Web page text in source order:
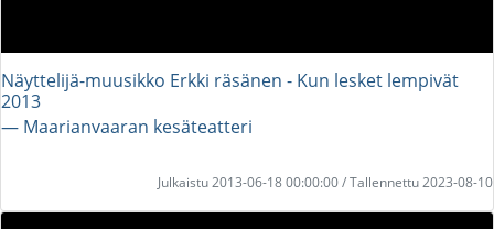
Näyttelijä-muusikko Erkki räsänen - Kun lesket lempivät
2013
― Maarianvaaran kesäteatteri
Julkaistu 2013-06-18 00:00:00 / Tallennettu 2023-08-10